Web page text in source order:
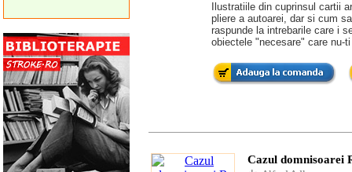
Ilustratiile din cuprinsul cartii
pliere a autoarei, dar si cum
raspunde la intrebarile care i
obiectele "necesare" care nu-
Cazul domnisoarei